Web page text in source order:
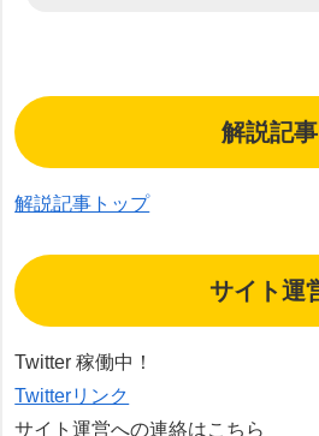
解説記事
解説記事トップ
サイト運
Twitter 稼働中！
Twitterリンク
サイト運営への連絡はこちら